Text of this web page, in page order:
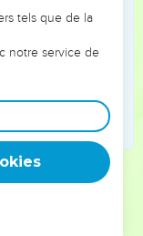
pas : ‘Que
quoi nous
céleste sait que
de Dieu, et
car le
tels que de la
notre service de